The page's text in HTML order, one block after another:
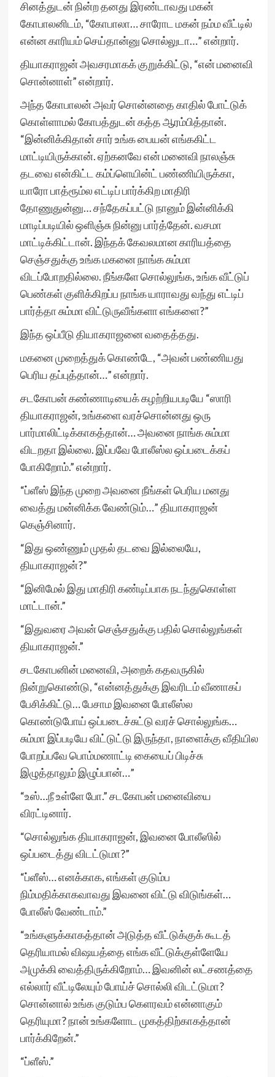
சினத்துடன் நின்ற தனது இரண்டாவது மகன்
கோபாலனிடம், “கோபாலா… சாரோட மகன் நம்ம வீட்டில்
என்ன காரியம் செய்தான்னு சொல்லுடா…” என்றார்.
தியாகராஜன் அவசரமாகக் குறுக்கிட்டு, “என் மனைவி
சொன்னாள்” என்றார்.
அந்த கோபாலன் அவர் சொன்னதை காதில் போட்டுக்
கொள்ளாமல் கோபத்துடன் கத்த ஆரம்பித்தான்.
“இன்னிக்கிதான் சார் உங்க பையன் எங்ககிட்ட
மாட்டியிருக்கான். ஏற்கனவே என் மனைவி நாலஞ்சு
தடவை என்கிட்ட கம்ப்ளெயின்ட் பண்ணியிருக்கா,
யாரோ பாத்ரூம்ல எட்டிப் பார்க்கிற மாதிரி
தோணுதுன்னு… சந்தேகப்பட்டு நானும் இன்னிக்கி
மாடிப்படியில் ஒளிஞ்சு நின்னு பார்த்தேன். வசமா
மாட்டிக்கிட்டான். இந்தக் கேவலமான காரியத்தை
செஞ்சதுக்கு உங்க மகனை நாங்க சும்மா
விடப்போறதில்லை. நீங்களே சொல்லுங்க, உங்க வீட்டுப்
பெண்கள் குளிக்கிறப்ப நாங்க யாராவது வந்து எட்டிப்
பார்த்தா சும்மா விட்டுருவீங்களா எங்களை?”
இந்த ஒப்பீடு தியாகராஜனை வதைத்தது.
மகனை முறைத்துக் கொண்டே, “அவன் பண்ணியது
பெரிய தப்புத்தான்…” என்றார்.
சடகோபன் கண்ணாடியைக் கழற்றியபடியே “ஸாரி
தியாகராஜன், உங்களை வரச்சொன்னது ஒரு
பார்மாலிட்டிக்காகத்தான்… அவனை நாங்க சும்மா
விடறதா இல்லை. இப்பவே போலீஸ்ல ஒப்படைக்கப்
போகிறோம்.” என்றார்.
“ப்ளீஸ் இந்த முறை அவனை நீங்கள் பெரிய மனது
வைத்து மன்னிக்க வேண்டும்…” தியாகராஜன்
கெஞ்சினார்.
“இது ஒண்ணும் முதல் தடவை இல்லையே,
தியாகராஜன்?”
“இனிமேல் இது மாதிரி கண்டிப்பாக நடந்துகொள்ள
மாட்டான்.”
“இதுவரை அவன் செஞ்சதுக்கு பதில் சொல்லுங்கள்
தியாகராஜன்.”
சடகோபனின் மனைவி, அறைக் கதவருகில்
நின்றுகொண்டு, “என்னத்துக்கு இவரிடம் வீணாகப்
பேசிக்கிட்டு… பேசாம இவனை போலீஸ்ல
கொண்டுபோய் ஒப்படைச்சுட்டு வரச் சொல்லுங்க…
சும்மா இப்படியே விட்டுட்டு இருந்தா, நாளைக்கு வீதியில
போறப்பவே பொம்மணாட்டி கையைப் பிடிச்சு
இழுத்தாலும் இழுப்பான்…”
“உஸ்…நீ உள்ளே போ.” சடகோபன் மனைவியை
விரட்டினார்.
“சொல்லுங்க தியாகராஜன், இவனை போலீஸில்
ஒப்படைத்து விடட்டுமா?”
“ப்ளீஸ்… எனக்காக, எங்கள் குடும்ப
நிம்மதிக்காகவாவது இவனை விட்டு விடுங்கள்…
போலீஸ் வேண்டாம்.”
“உங்களுக்காகத்தான் அடுத்த வீட்டுக்குக் கூடத்
தெரியாமல் விஷயத்தை எங்க வீட்டுக்குள்ளேயே
அமுக்கி வைத்திருக்கிறோம்… இவனின் லட்சணத்தை
எல்லார் வீட்டிலேயும் போய்ச் சொல்லி விடட்டுமா?
சொன்னால் உங்க குடும்ப கெளரவம் என்னாகும்
தெரியுமா? நான் உங்களோட முகத்திற்காகத்தான்
பார்க்கிறேன்.”
“ப்ளீஸ்.”